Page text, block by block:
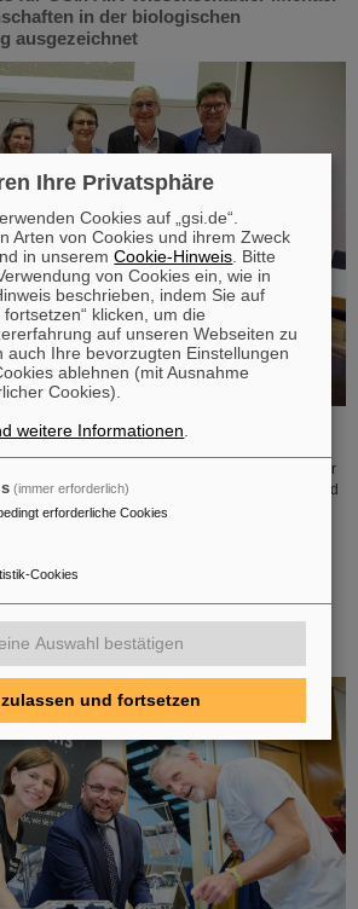
in der biologischen
ausgezeichnet
Privatdozent Dr. Michael Scholz wurde im
der Deutschen Gesellschaft für
(DeGBS) in München für seine Beiträge in der
Ulrich-Hagen-Preis ausgezeichnet. Der Preis wird
in der deutschen Strahlenforschung –
– vergeben.
FAIR ziehen positive Bilanz
Ihre Privatsphäre
Cookies auf „gsi.de“.
Arten von Cookies und ihrem Zweck
in unseremCookie-Hinweis . Bitte
von Cookies ein, wie in
beschrieben, indem Sie auf
fortsetzen“ klicken, um die
auf unseren Webseiten zu
auch Ihre bevorzugten Einstellungen
ablehnen (mit Ausnahme
Cookies).
weitere Informationen
(immer erforderlich)
erforderliche Cookies
Cookies
Auswahl bestätigen
und fortsetzen